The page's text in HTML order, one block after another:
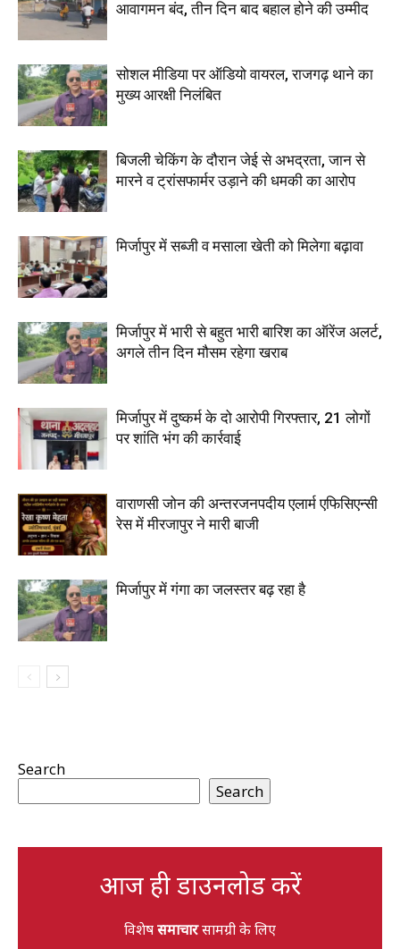
आवागमन बंद, तीन दिन बाद बहाल होने की उम्मीद
सोशल मीडिया पर ऑडियो वायरल, राजगढ़ थाने का
मुख्य आरक्षी निलंबित
बिजली चेकिंग के दौरान जेई से अभद्रता, जान से
मारने व ट्रांसफार्मर उड़ाने की धमकी का आरोप
मिर्जापुर में सब्जी व मसाला खेती को मिलेगा बढ़ावा
मिर्जापुर में भारी से बहुत भारी बारिश का ऑरेंज अलर्ट,
अगले तीन दिन मौसम रहेगा खराब
मिर्जापुर में दुष्कर्म के दो आरोपी गिरफ्तार, 21 लोगों
पर शांति भंग की कार्रवाई
वाराणसी जोन की अन्तरजनपदीय एलार्म एफिसिएन्सी
रेस में मीरजापुर ने मारी बाजी
मिर्जापुर में गंगा का जलस्तर बढ़ रहा है
Search
Search
आज ही डाउनलोड करें
विशेषसमाचारसामग्री के लिए